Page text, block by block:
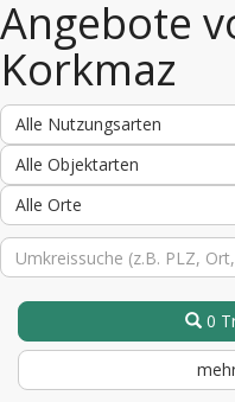
Angebote
Korkmaz
Alle Nutzungsarten
Alle Objektarten
Alle Orte
0